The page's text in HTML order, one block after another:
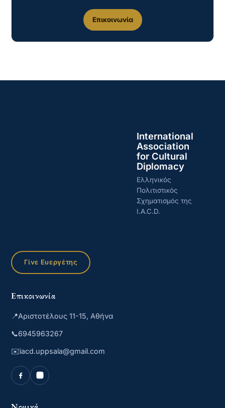
Επικοινωνία
International
Association
for Cultural
Diplomacy
Ελληνικός
Πολιτιστικός
Σχηματισμός της
I.A.C.D.
Γίνε Ευεργέτης
Επικοινωνία
📍Αριστοτέλους 11-15, Αθήνα
📞6945963267
✉️iacd.uppsala@gmail.com